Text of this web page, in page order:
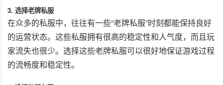
3. 选择老牌私服
在众多的私服中，往往有一些“老牌私服”时刻都能保持良好
的运营状态。这些私服拥有很高的稳定性和人气度，而且玩
家流失也很少。选择这些老牌私服可以很好地保证游戏过程
的流畅度和稳定性。